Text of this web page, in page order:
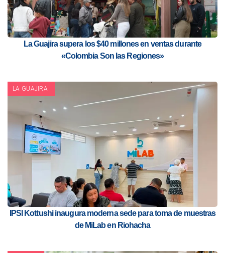
La Guajira supera los $40 millones en ventas durante
«Colombia Son las Regiones»
LA GUAJIRA
IPSI Kottushi inaugura moderna sede para toma de muestras
de MiLab en Riohacha